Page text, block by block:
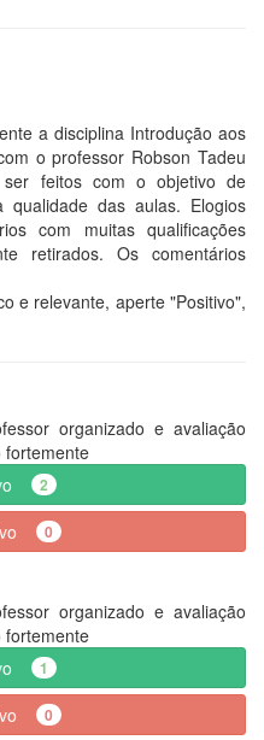
a disciplina Introdução aos
o professor Robson Tadeu
ser feitos com o objetivo de
das aulas. Elogios
com muitas qualificações
retirados. Os comentários
e relevante, aperte "Positivo",
organizado e avaliação
fortemente
2
0
organizado e avaliação
fortemente
1
0